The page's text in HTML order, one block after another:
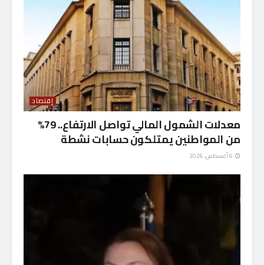
إقتصاد
معدلات الشمول المالي تواصل الارتفاع.. 79%
من المواطنين يمتلكون حسابات نشطة